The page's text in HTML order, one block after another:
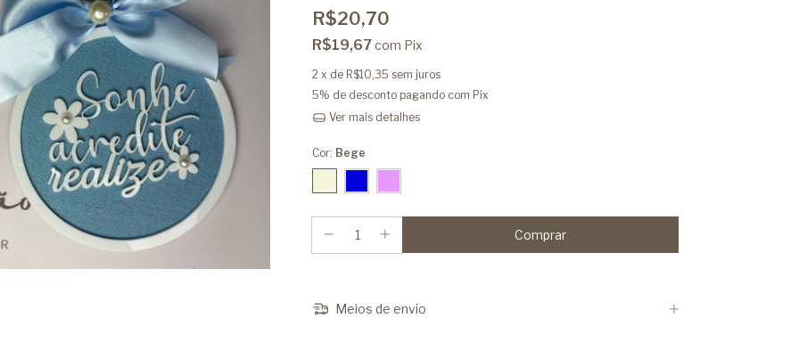
R$20,70
R$19,67com Pix
2 x de R$10,35 sem juros
5% de desconto pagando com Pix
Ver mais detalhes
Cor: Bege
Meios de envio